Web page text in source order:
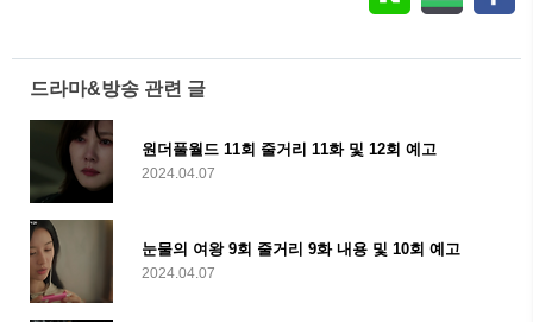
드라마&방송 관련 글
원더풀월드 11회 줄거리 11화 및 12회 예고
2024.04.07
눈물의 여왕 9회 줄거리 9화 내용 및 10회 예고
2024.04.07